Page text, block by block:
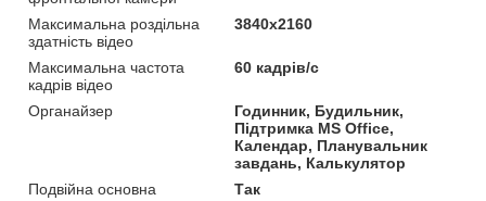
Максимальна роздільна
здатність відео
3840x2160
Максимальна частота
кадрів відео
60 кадрів/с
Органайзер
Годинник, Будильник,
Підтримка MS Office,
Календар, Планувальник
завдань, Калькулятор
Подвійна основна
Так